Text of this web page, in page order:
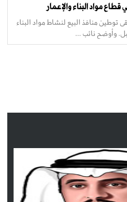
توطين منافذ البيع لنشاط مواد البناء
وأوضح نائب ...